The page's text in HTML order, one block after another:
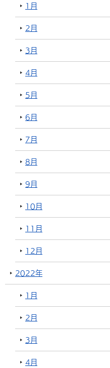
1月
2月
3月
4月
5月
6月
7月
8月
9月
10月
11月
12月
2022年
1月
2月
3月
4月